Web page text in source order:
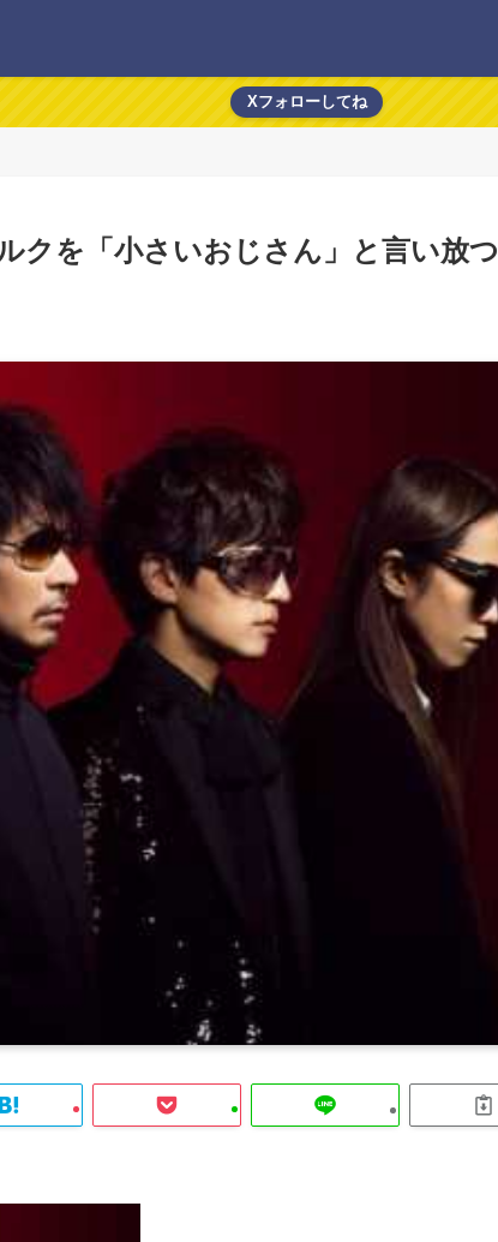
Xフォローしてね
クを「小さいおじさん」と言い放つ